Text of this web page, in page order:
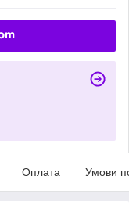
Оплата Умови